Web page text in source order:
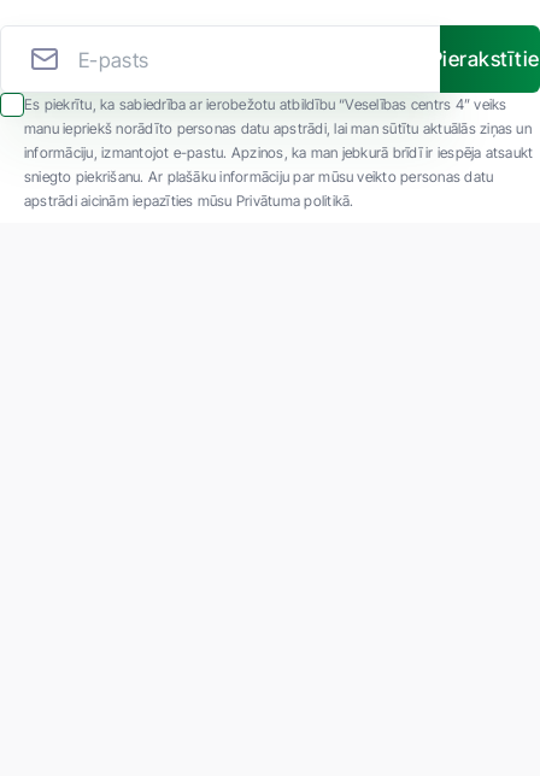
Es piekrītu, ka sabiedrība ar ierobežotu atbildību “Veselības centrs 4” veiks
manu iepriekš norādīto personas datu apstrādi, lai man sūtītu aktuālās ziņas un
informāciju, izmantojot e-pastu. Apzinos, ka man jebkurā brīdī ir iespēja atsaukt
sniegto piekrišanu. Ar plašāku informāciju par mūsu veikto personas datu
apstrādi aicinām iepazīties mūsu Privātuma politikā.